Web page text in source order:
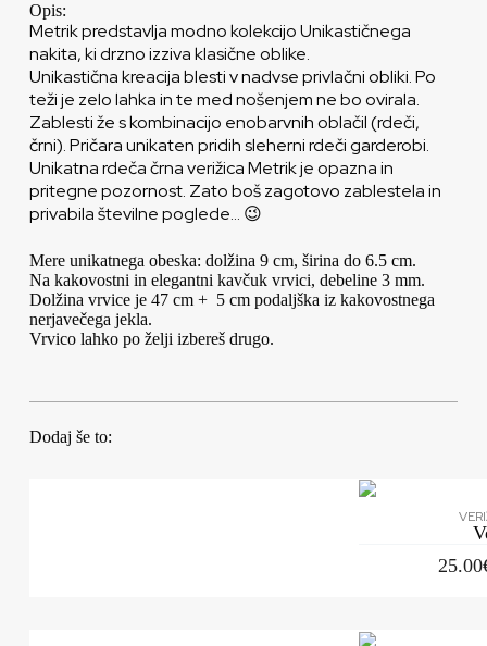
Opis:
Metrik predstavlja modno kolekcijo Unikastičnega
nakita, ki drzno izziva klasične oblike.
Unikastična kreacija blesti v nadvse privlačni obliki. Po
teži je zelo lahka in te med nošenjem ne bo ovirala.
Zablesti že s kombinacijo enobarvnih oblačil (rdeči,
črni). Pričara unikaten pridih sleherni rdeči garderobi.
Unikatna rdeča črna verižica Metrik je opazna in
pritegne pozornost. Zato boš zagotovo zablestela in
privabila številne poglede… 😉
Mere unikatnega obeska: dolžina 9 cm, širina do 6.5 cm.
Na kakovostni in elegantni kavčuk vrvici, debeline 3 mm.
Dolžina vrvice je 47 cm + 5 cm podaljška iz kakovostnega
nerjavečega jekla.
Vrvico lahko po želji izbereš drugo.
Dodaj še to:
25.00